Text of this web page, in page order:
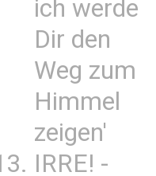
ich werde
Dir den
Weg zum
Himmel
zeigen'
IRRE! -